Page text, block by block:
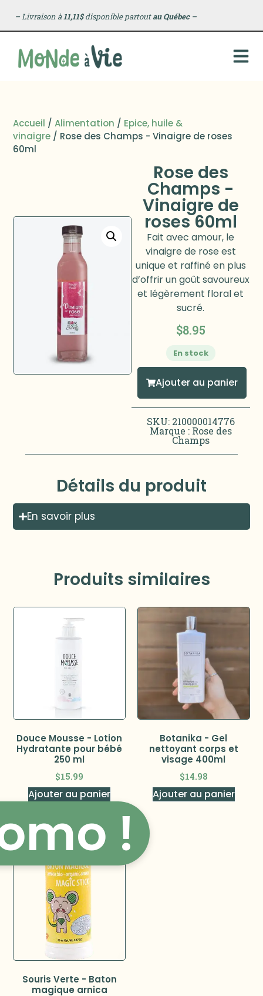
–Livraison à11,11$disponible partoutau Québec –
Accueil /Alimentation / Epice, huile &
vinaigre / Rose des Champs - Vinaigre de roses
60ml
Rose des
Champs -
Vinaigre de
roses 60ml
Fait avec amour, le
vinaigre de rose est
unique et raffiné en plus
d’offrir un goût savoureux
et légèrement floral et
sucré.
$8.95
En stock
Ajouter au panier
SKU: 210000014776
Marque : Rose des
Champs
Détails du produit
En savoir plus
Produits similaires
Douce Mousse - Lotion
Hydratante pour bébé
250 ml
$15.99
Ajouter au panier
Botanika - Gel
nettoyant corps et
visage 400ml
$14.98
Ajouter au panier
!
Souris Verte - Baton
magique arnica